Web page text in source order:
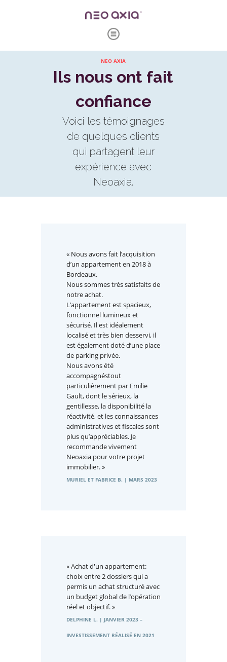
NEO AXIA
Ils nous ont fait
confiance
Voici les témoignages
de quelques clients
qui partagent leur
expérience avec
Neoaxia.
« Nous avons fait l’acquisition
d’un appartement en 2018 à
Bordeaux.
Nous sommes très satisfaits de
notre achat.
L’appartement est spacieux,
fonctionnel lumineux et
sécurisé. Il est idéalement
localisé et très bien desservi, il
est également doté d’une place
de parking privée.
Nous avons été
accompagnéstout
particulièrement par Emilie
Gault, dont le sérieux, la
gentillesse, la disponibilité la
réactivité, et les connaissances
administratives et fiscales sont
plus qu’appréciables. Je
recommande vivement
Neoaxia pour votre projet
immobilier. »
MURIEL ET FABRICE B. | MARS 2023
« Achat d'un appartement:
choix entre 2 dossiers qui a
permis un achat structuré avec
un budget global de l’opération
réel et objectif. »
DELPHINE L. | JANVIER 2023 –
INVESTISSEMENT RÉALISÉ EN 2021